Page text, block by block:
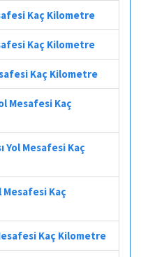
Kaç Kilometre
Kaç Kilometre
Kaç Kilometre
Mesafesi Kaç
Yol Mesafesi Kaç
Mesafesi Kaç
Kaç Kilometre